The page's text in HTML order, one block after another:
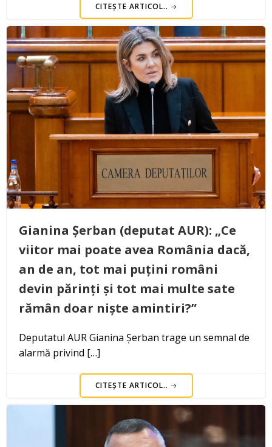
CITEȘTE ARTICOL..
Gianina Șerban (deputat AUR): „Ce
viitor mai poate avea România dacă,
an de an, tot mai puțini români
devin părinți și tot mai multe sate
rămân doar niște amintiri?”
Deputatul AUR Gianina Șerban trage un semnal de
alarmă privind […]
CITEȘTE ARTICOL..